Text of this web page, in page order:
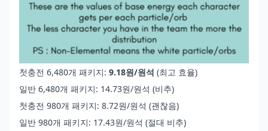
첫충전 6,480개 패키지: 9.18원/원석 (최고 효율)
일반 6,480개 패키지: 14.73원/원석 (비추)
첫충전 980개 패키지: 8.72원/원석 (괜찮음)
일반 980개 패키지: 17.43원/원석 (절대 비추)